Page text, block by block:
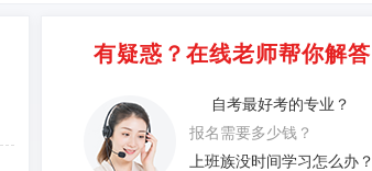
有疑惑？在线老师帮你解答
自考最好考的专业？
报名需要多少钱？
上班族没时间学习怎么办？